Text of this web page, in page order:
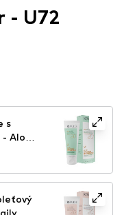
- U72
s
Aloe